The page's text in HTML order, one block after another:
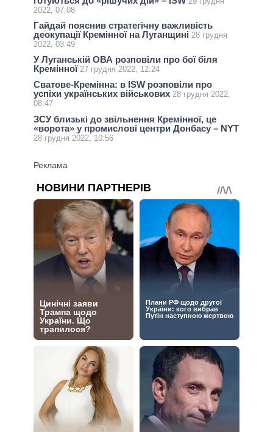
2022, 07:08
Гайдай пояснив стратегічну важливість
деокупації Кремінної на Луганщині 28 грудня
2022, 03:49
У Луганській ОВА розповіли про бої біля
Кремінної 27 грудня 2022, 12:24
Сватове-Кремінна: в ISW розповіли про
успіхи українських військових 28 грудня 2022,
08:47
ЗСУ близькі до звільнення Кремінної, це
«ворота» у промислові центри Донбасу – NYT
28 грудня 2022, 10:56